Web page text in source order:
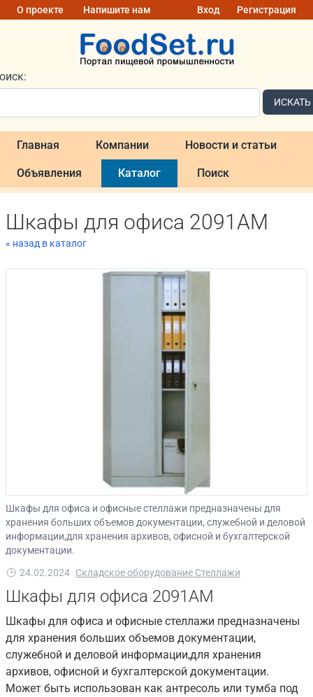
О проекте Напишите нам Вход Регистрация
ИСКАТЬ
Главная Компании Новости и статьи
Объявления Каталог Поиск
Шкафы для офиса 2091АМ
« назад в каталог
Шкафы для офиса и офисные стеллажи предназначены для
хранения больших объемов документации, служебной и деловой
информации,для хранения архивов, офисной и бухгалтерской
документации.
24.02.2024 Складское оборудование Стеллажи
Шкафы для офиса 2091АМ
Шкафы для офиса и офисные стеллажи предназначены
для хранения больших объемов документации,
служебной и деловой информации,для хранения
архивов, офисной и бухгалтерской документации.
Может быть использован как антресоль или тумба под